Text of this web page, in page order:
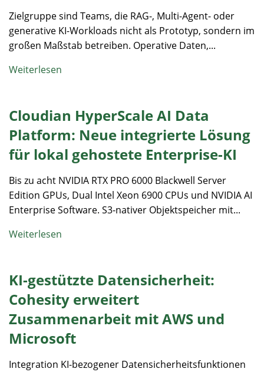
Zielgruppe sind Teams, die RAG-, Multi-Agent- oder
generative KI-Workloads nicht als Prototyp, sondern im
großen Maßstab betreiben. Operative Daten,...
Weiterlesen
Cloudian HyperScale AI Data
Platform: Neue integrierte Lösung
für lokal gehostete Enterprise-KI​
Bis zu acht NVIDIA RTX PRO 6000 Blackwell Server
Edition GPUs, Dual Intel Xeon 6900 CPUs und NVIDIA AI
Enterprise Software​. S3-nativer Objektspeicher mit...
Weiterlesen
KI-gestützte Datensicherheit:
Cohesity erweitert
Zusammenarbeit mit AWS und
Microsoft
Integration KI-bezogener Datensicherheitsfunktionen